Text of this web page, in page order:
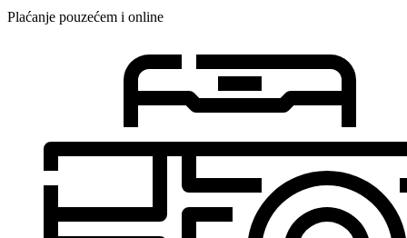
Plaćanje pouzećem i online